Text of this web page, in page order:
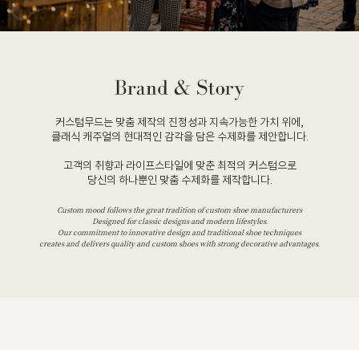
커스텀무드는 맞춤 제작의 진정성과 지속가능한 가치 위에,
클래식 캐주얼의 현대적인 감각을 담은 수제화를 제안합니다.
고객의 취향과 라이프스타일에 맞춘 최적의 커스텀으로
당신의 하나뿐인 맞춤 수제화를 제작합니다.
Custom mood follows the great tradition of custom shoe manufacturers
Designed for classic designs and modern lifestyles.
Our commitment to innovative design and traditional shoe techniques
creates and delivers quality and custom shoes with strong decorative advantages.